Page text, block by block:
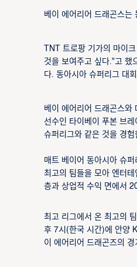
베이 에어리어 드래곤스는
TNT 트로팡 기가의 마이
것을 보여주고 싶다."고 했
다. 동아시아 슈퍼리그 대
베이 에어리어 드래곤스와
선수인 타이베이 푸본 브
슈퍼리그와 같은 것을 경
매트 베이어 동아시아 슈
최고의 팀들을 모아 엔터
층과 상업적 수익 면에서
최고 리그에서 온 최고의
후 7시(한국 시간)에 안양
이 에어리어 드래곤즈의